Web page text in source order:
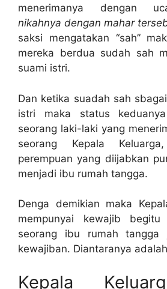
menerimanya dengan
nikahnya dengan mahar
saksi mengatakan “sah”
mereka berdua sudah sah
suami istri.
Dan ketika suadah sah
istri maka status
seorang laki-laki yang
seorang Kepala
perempuan yang diijabkan
menjadi ibu rumah tangga.
Denga demikian maka
mempunyai kewajib begitu
seorang ibu rumah tangga
kewajiban. Diantaranya
Kepala